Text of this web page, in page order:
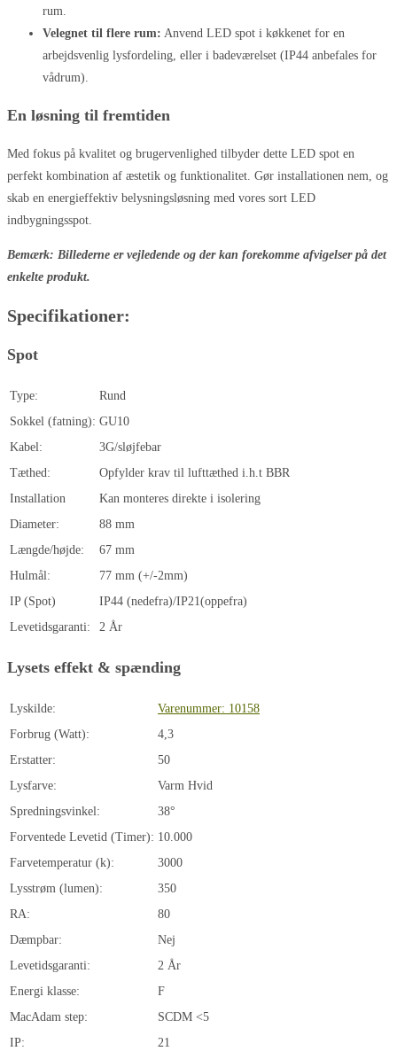
rum.
Velegnet til flere rum: Anvend LED spot i køkkenet for en
arbejdsvenlig lysfordeling, eller i badeværelset (IP44 anbefales for
vådrum).
En løsning til fremtiden
Med fokus på kvalitet og brugervenlighed tilbyder dette LED spot en
perfekt kombination af æstetik og funktionalitet. Gør installationen nem, og
skab en energieffektiv belysningsløsning med vores sort LED
indbygningsspot.
Bemærk: Billederne er vejledende og der kan forekomme afvigelser på det
enkelte produkt.
Specifikationer:
Spot
Type:
Rund
Sokkel (fatning): GU10
Kabel:
3G/sløjfebar
Tæthed:
Opfylder krav til lufttæthed i.h.t BBR
Installation
Kan monteres direkte i isolering
Diameter:
88 mm
Længde/højde:
67 mm
Hulmål:
77 mm (+/-2mm)
IP (Spot)
IP44 (nedefra)/IP21(oppefra)
Levetidsgaranti:
2 År
Lysets effekt & spænding
Lyskilde:
Varenummer: 10158
Forbrug (Watt):
4,3
Erstatter:
50
Lysfarve:
Varm Hvid
Spredningsvinkel:
38°
Forventede Levetid (Timer): 10.000
Farvetemperatur (k):
3000
Lysstrøm (lumen):
350
RA:
80
Dæmpbar:
Nej
Levetidsgaranti:
2 År
Energi klasse:
F
MacAdam step:
SCDM <5
IP:
21